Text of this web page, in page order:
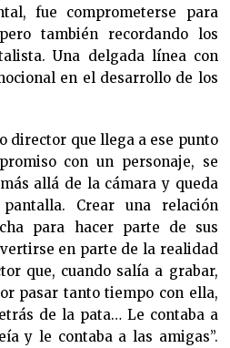
fue comprometerse para
también recordando los
Una delgada línea con
en el desarrollo de los
director que llega a ese punto
con un personaje, se
allá de la cámara y queda
Crear una relación
para hacer parte de sus
en parte de la realidad
que, cuando salía a grabar,
pasar tanto tiempo con ella,
de la pata… Le contaba a
y le contaba a las amigas”.